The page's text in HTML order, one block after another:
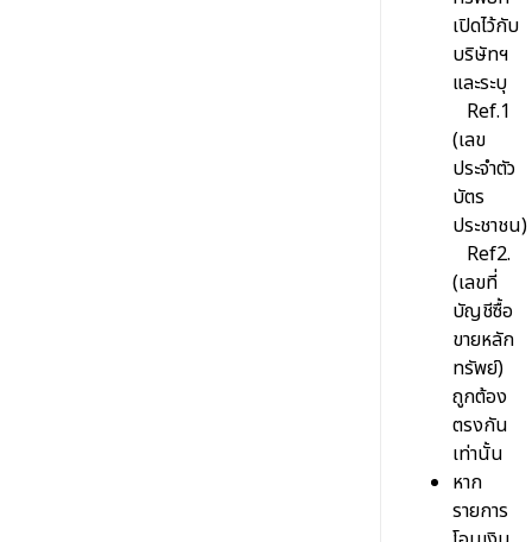
เปิดไว้กับ
บริษัทฯ
และระบุ
Ref.1
(เลข
ประจำตัว
บัตร
ประชาชน)
Ref2.
(เลขที่
บัญชีซื้อ
ขายหลัก
ทรัพย์)
ถูกต้อง
ตรงกัน
เท่านั้น
หาก
รายการ